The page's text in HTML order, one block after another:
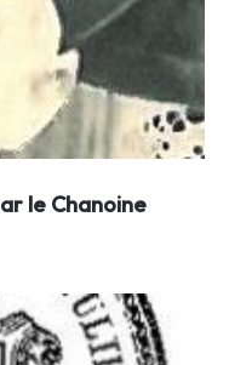
le Chanoine